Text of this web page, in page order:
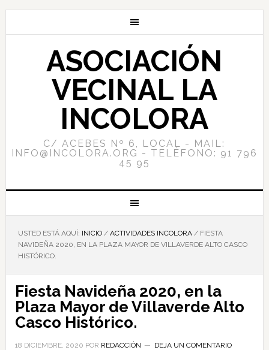
ASOCIACIÓN
VECINAL LA
INCOLORA
C/ ACEBES Nº 6, LOCAL - MAIL:
INFO@INCOLORA.ORG - TELÉFONO: 91 796
45 95
USTED ESTÁ AQUÍ: INICIO / ACTIVIDADES INCOLORA /FIESTA
NAVIDEÑA 2020, EN LA PLAZA MAYOR DE VILLAVERDE ALTO CASCO
HISTÓRICO.
Fiesta Navideña 2020, en la
Plaza Mayor de Villaverde Alto
Casco Histórico.
18 DICIEMBRE, 2020 POR REDACCIÓN DEJA UN COMENTARIO